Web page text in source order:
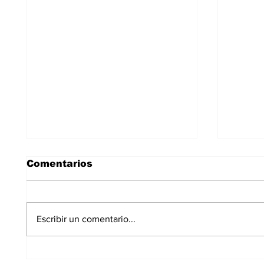
Comentarios
Escribir un comentario...